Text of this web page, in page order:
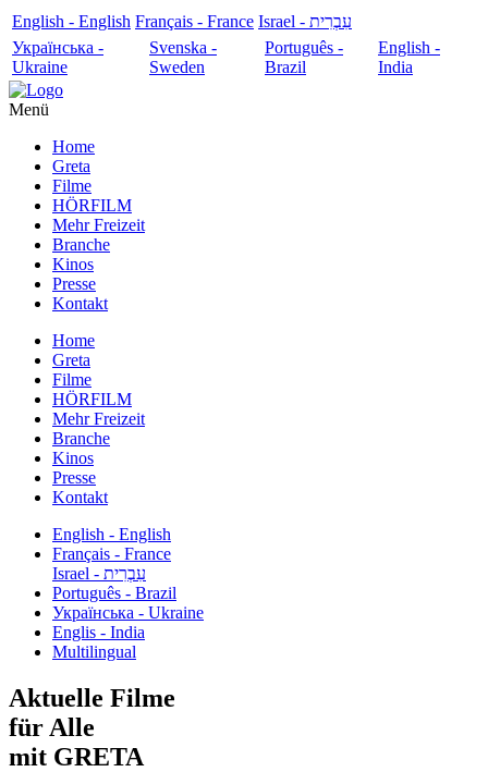
English - English Français - France
עִבְרִית - Israel
Українська -
Ukraine
Svenska -
Sweden
Português -
Brazil
English -
India
Menü
Home
Greta
Filme
HÖRFILM
Mehr Freizeit
Branche
Kinos
Presse
Kontakt
Home
Greta
Filme
HÖRFILM
Mehr Freizeit
Branche
Kinos
Presse
Kontakt
English - English
Français - France
עִבְרִית - Israel
Português - Brazil
Українська - Ukraine
Englis - India
Multilingual
Aktuelle Filme
für Alle
mit GRETA